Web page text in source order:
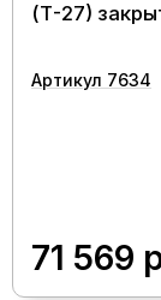
(Т-27)
Артикул 7634
71 569